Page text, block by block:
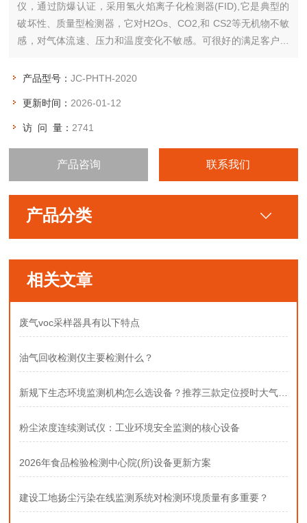
仪，通过防爆认证，采用氢火焰离子化检测器(FID),它是典型的
破坏性、质量型检测器，它对H2Os、CO2,和 CS2等无机物不敏
感，对气体流速、压力和温度变化不敏感。可很好的满足客户对
产品型号：JC-PHTH-2020
更新时间： 2026-01-12
访 问 量： 2741
产品咨询 联系我们
产品分类
相关文章
废气voc采样器具有以下特点
油气回收检测仪主要检测什么？
新规下生态环境监测机构怎么选设备？推荐三款定位授时大气采样器
粉尘浓度连续测试仪：工业环境安全监测的核心设备
2026年食品检验检测中心院(所)设备更新方案
建设工地扬尘污染在线监测系统对检测环境质量有多重要？